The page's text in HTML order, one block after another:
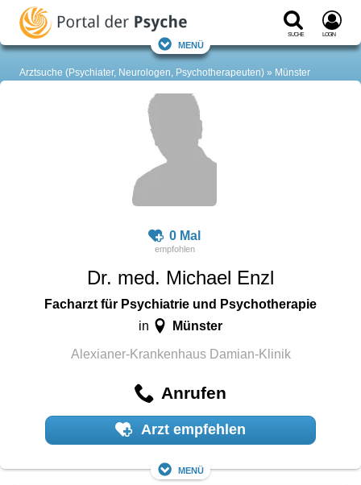
Suche Login
Menü
Arztsuche (Psychiater, Neurologen, Psychotherapeuten) Münster
0 Mal
Dr. med. Michael Enzl
Facharzt für Psychiatrie und Psychotherapie
in Münster
Alexianer-Krankenhaus Damian-Klinik
Anrufen
Arzt empfehlen
Menü